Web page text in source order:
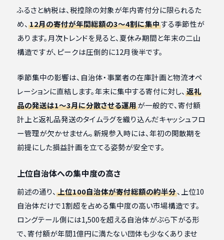
ふるさと納税は、税控除の対象が年内寄付分に限られるた
め、 12月の寄付が年間総額の3〜4割に集中する季節性が
あります。月次トレンドを見ると、夏休み期間と年末の二山
構造ですが、ピークは圧倒的に12月後半です。
季節集中の影響は、自治体・事業者の在庫計画と物流オペ
レーションに直結します。年末に集中する寄付に対し、 返礼
品の発送は1〜3月に分散させる運用が一般的で、寄付額
計上と返礼品発送のタイムラグを織り込んだキャッシュフロ
ー管理が欠かせません。新規参入時には、年初の閑散期を
前提にした損益計画を立てる姿勢が安全です。
上位自治体への集中度の高さ
前述の通り、 上位100自治体が寄付総額の約半分、上位10
自治体だけで1割超を占める集中度の高い市場構造です。
ロングテール側には1,500を超える自治体がぶら下がる形
で、寄付額が年間1億円に満たない団体も少なくありませ